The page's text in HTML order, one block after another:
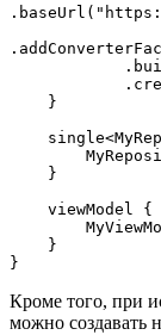
    }
    }
    viewModel {
    }
}
Кроме того, при
можно создавать